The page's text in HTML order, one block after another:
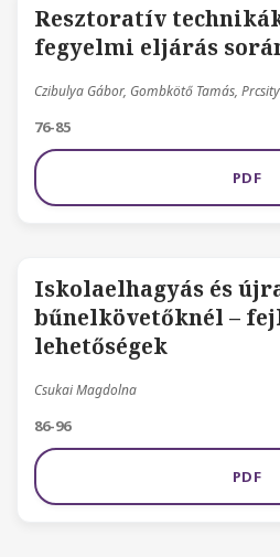
Resztoratív
fegyelmi eljárás
Czibulya Gábor, Gombkötő Tamás,
76-85
PDF
Iskolaelhagyás és
bűnelkövetőknél –
lehetőségek
Csukai Magdolna
86-96
PDF